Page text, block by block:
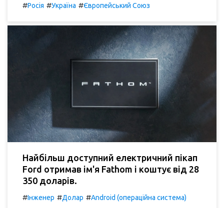
#Росія #Україна #Європейський Союз
Найбільш доступний електричний пікап
Ford отримав ім'я Fathom і коштує від 28
350 доларів.
#Інженер #Долар #Android (операційна система)